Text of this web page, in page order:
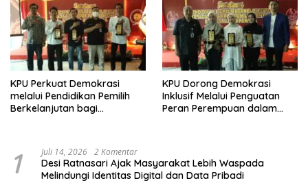
KPU Perkuat Demokrasi
melalui Pendidikan Pemilih
Berkelanjutan bagi
KPU Dorong Demokrasi
Inklusif Melalui Penguatan
Peran Perempuan dalam
1 Juli 14, 2026 2 Komentar
Desi Ratnasari Ajak Masyarakat Lebih Waspada
Melindungi Identitas Digital dan Data Pribadi